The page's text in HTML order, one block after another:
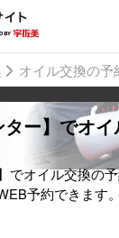
オイル交換の予
ター】でオ
でオイル交換の
予約できます。